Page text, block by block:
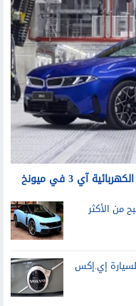
آي 3 في ميونخ
من الأكثر
إي.إكس